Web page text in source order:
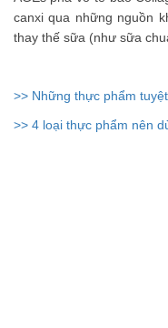
canxi qua những nguồn
thay thế sữa (như sữa
>> Những thực phẩm
>> 4 loại thực phẩm nên